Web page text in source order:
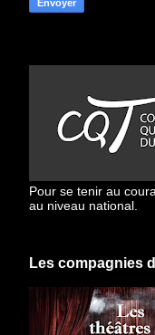
Pour se tenir au
au niveau national.
Les compagnies